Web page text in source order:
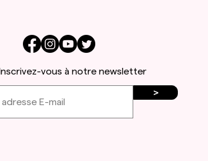
Inscrivez-vous à notre newsletter
>